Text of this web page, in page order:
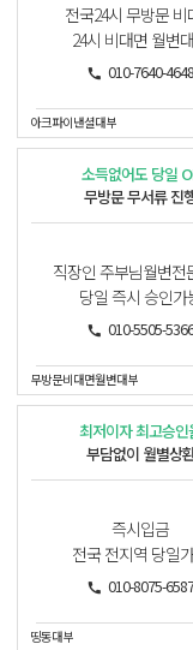
전국24시 무방문 비
24시 비대면 월변
010-7640-4648
아크파이낸셜대부
소득없어도 당일
무방문 무서류 진
직장인 주부님월변전
당일 즉시 승인가
010-5505-5366
무방문비대면월변대부
최저이자 최고승인
부담없이 월별상
즉시입금
전국 전지역 당일
010-8075-6587
띵동대부